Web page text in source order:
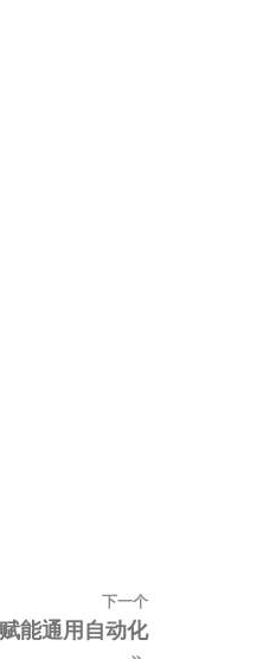
下
一
下一个
能通用自动化